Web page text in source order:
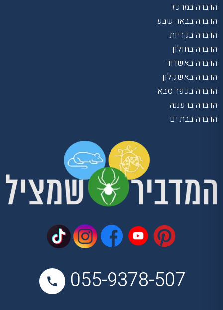
הדברה במרכז
הדברה בבאר שבע
הדברה בקריות
הדברה בחולון
הדברה באשדוד
הדברה באשקלון
הדברה בכפר סבא
הדברה ברעננה
הדברה בבת ים
055-9378-507